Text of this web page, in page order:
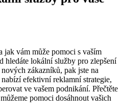
jak vám může pomoci s vaším
hledáte lokální služby pro zlepšení
zákazníků, pak jste na
efektivní reklamní strategie,
ve vašem podnikání. Přečtěte
pomoci dosáhnout vašich